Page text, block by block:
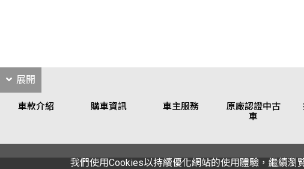
我們使用Cookies以持續優化網站的使用體驗，繼續
展開
車款介紹 購車資訊 車主服務
原廠認證中古
車